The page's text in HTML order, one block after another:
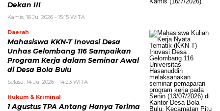
Dekan III
Kamis, 16 Jul 2026 - 15:15 WITA
Daerah
Mahasiswa KKN-T Inovasi Desa
Unhas Gelombang 116 Sampaikan
Program Kerja dalam Seminar Awal
di Desa Bola Bulu
Selasa, 14 Jul 2026 - 14:23 WITA
Hukum & Kriminal
1 Agustus TPA Antang Hanya Terima